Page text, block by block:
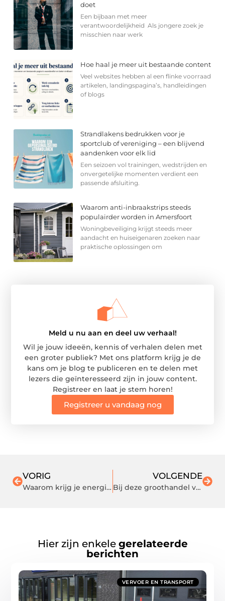
doet
Een bijbaan met meer
verantwoordelijkheid Als jongere zoek je
misschien naar werk
Hoe haal je meer uit bestaande content
Veel websites hebben al een flinke voorraad
artikelen, landingspagina’s, handleidingen
of blogs
Strandlakens bedrukken voor je
sportclub of vereniging – een blijvend
aandenken voor elk lid
Een seizoen vol trainingen, wedstrijden en
onvergetelijke momenten verdient een
passende afsluiting.
Waarom anti-inbraakstrips steeds
populairder worden in Amersfoort
Woningbeveiliging krijgt steeds meer
aandacht en huiseigenaren zoeken naar
praktische oplossingen om
Meld u nu aan en deel uw verhaal!
Wil je jouw ideeën, kennis of verhalen delen met
een groter publiek? Met ons platform krijg je de
kans om je blog te publiceren en te delen met
lezers die geïnteresseerd zijn in jouw content.
Registreer en laat je stem horen!
Registreer u vandaag nog
VORIG
Waarom krijg je energie van Dextrose?
VOLGENDE
Bij deze groothandel vindt u High Bay led verlichting voor uw bedrijf
Hier zijn enkele gerelateerde
berichten
VERVOER EN TRANSPORT